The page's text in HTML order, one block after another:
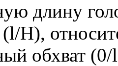
длину
(l/Н),
обхват